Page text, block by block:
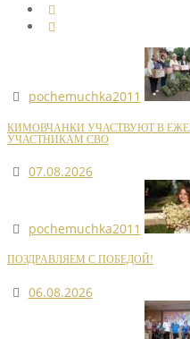
pochemuchka2011
КИМОВЧАНКИ УЧАСТВУЮТ В
УЧАСТНИКАМ СВО
07.08.2026
pochemuchka2011
ПОЗДРАВЛЯЕМ С ПОБЕДОЙ!
06.08.2026